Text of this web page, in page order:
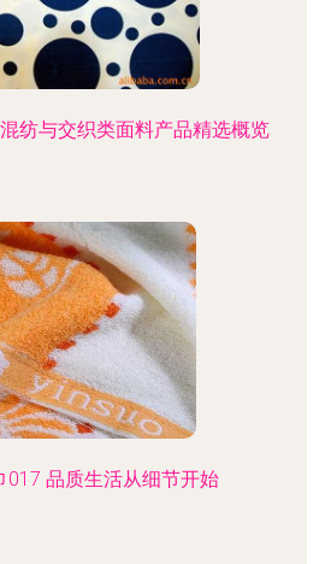
纺与交织类面料产品精选概览
017 品质生活从细节开始